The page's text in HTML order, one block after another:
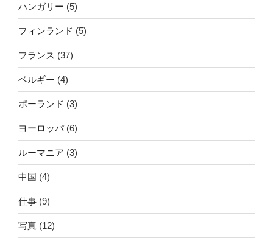
ハンガリー (5)
フィンランド (5)
フランス (37)
ベルギー (4)
ポーランド (3)
ヨーロッパ(6)
ルーマニア (3)
中国 (4)
仕事 (9)
写真 (12)